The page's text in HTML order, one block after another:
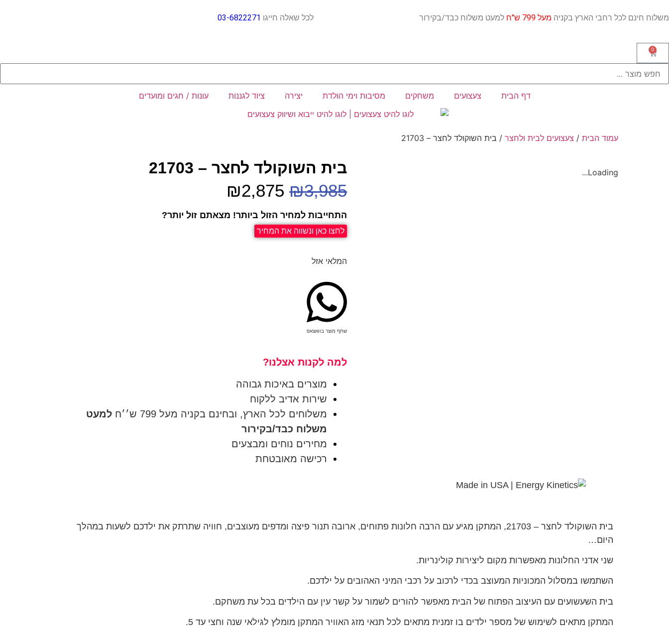
משלוח חינם לכל רחבי הארץ בקניה מעל 799 ש"ח למעט משלוח כבד/בקירור לכל שאלה חייגו 03-6822271
0
דף הבית צעצועים משחקים מסיבות וימי הולדת יצירה ציוד לגננות עונות / חגים ומועדים
עמוד הבית / צעצועים לבית ולחצר / בית השוקולד לחצר – 21703
Loading... בית השוקולד לחצר – 21703
₪3,985
₪2,875
התחייבות למחיר הזול ביותר! מצאתם זול יותר?
לחצו כאן ונשווה את המחיר
המלאי אזל
שתף מוצר בוואצאפ
למה לקנות אצלנו?
מוצרים באיכות גבוהה
שירות אדיב ללקוח
משלוחים לכל הארץ, ובחינם בקניה מעל 799 ש׳׳ח
למעט
משלוח כבד/בקירור
מחירים נוחים ומבצעים
רכישה מאובטחת
בית השוקולד לחצר – 21703, המתקן מגיע עם הרבה חלונות פתוחים, ארובה תנור פיצה ומדפים מעוצבים, חוויה שתרתק את ילדכם לשעות במהלך
היום…
שני אדני החלונות מאפשרות מקום ליצירות קולינריות.
השתמשו במסלול המכוניות המעוצב בכדי לרכוב על רכבי המיני האהובים על ילדכם.
בית השעשועים עם העיצוב הפתוח של הבית מאפשר להורים לשמור על קשר עין עם הילדים בכל עת משחקם.
המתקן מתאים לשימוש של מספר ילדים בו זמנית מתאים לכל תנאי מזג האוויר המתקן מומלץ לגילאי שנה וחצי עד 5.